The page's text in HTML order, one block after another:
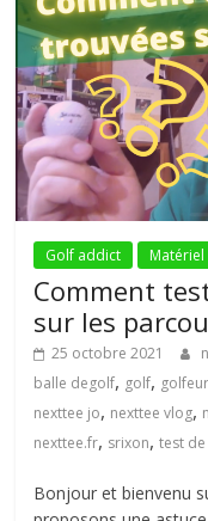
Golf addict Matériel
Comment
sur les
25 octobre 2021
balle degolf, golf, golfeur
nexttee jo, nexttee vlog,
nexttee.fr, srixon,test
Bonjour et bienvenu